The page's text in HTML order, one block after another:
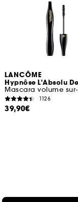
LANCÔME
Hypnôse L'Absolu
1126
39,90€